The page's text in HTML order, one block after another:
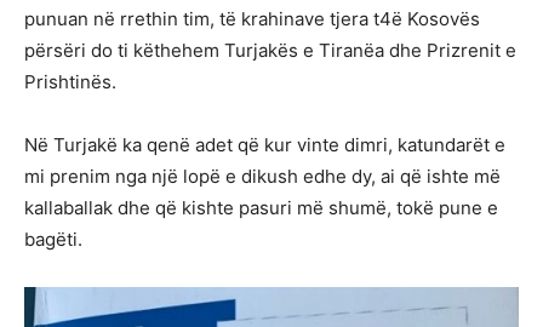
punuan në rrethin tim, të krahinave tjera t4ë Kosovës
përsëri do ti këthehem Turjakës e Tiranëa dhe Prizrenit e
Prishtinës.
Në Turjakë ka qenë adet që kur vinte dimri, katundarët e
mi prenim nga një lopë e dikush edhe dy, ai që ishte më
kallaballak dhe që kishte pasuri më shumë, tokë pune e
bagëti.